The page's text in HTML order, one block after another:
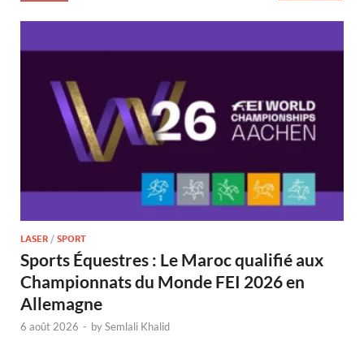
LASER / SPORT
Sports Équestres : Le Maroc qualifié aux
Championnats du Monde FEI 2026 en
Allemagne
6 août 2026 - bySemlali Khalid